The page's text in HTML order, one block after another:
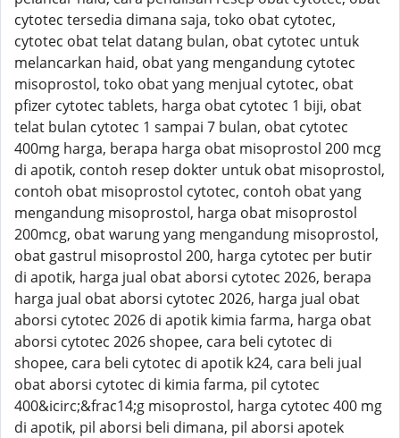
cytotec tersedia dimana saja, toko obat cytotec,
cytotec obat telat datang bulan, obat cytotec untuk
melancarkan haid, obat yang mengandung cytotec
misoprostol, toko obat yang menjual cytotec, obat
pfizer cytotec tablets, harga obat cytotec 1 biji, obat
telat bulan cytotec 1 sampai 7 bulan, obat cytotec
400mg harga, berapa harga obat misoprostol 200 mcg
di apotik, contoh resep dokter untuk obat misoprostol,
contoh obat misoprostol cytotec, contoh obat yang
mengandung misoprostol, harga obat misoprostol
200mcg, obat warung yang mengandung misoprostol,
obat gastrul misoprostol 200, harga cytotec per butir
di apotik, harga jual obat aborsi cytotec 2026, berapa
harga jual obat aborsi cytotec 2026, harga jual obat
aborsi cytotec 2026 di apotik kimia farma, harga obat
aborsi cytotec 2026 shopee, cara beli cytotec di
shopee, cara beli cytotec di apotik k24, cara beli jual
obat aborsi cytotec di kimia farma, pil cytotec
400&icirc;&frac14;g misoprostol, harga cytotec 400 mg
di apotik, pil aborsi beli dimana, pil aborsi apotek